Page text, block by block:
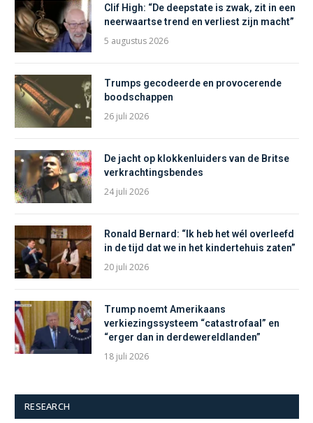
Clif High: “De deepstate is zwak, zit in een
neerwaartse trend en verliest zijn macht”
5 augustus 2026
Trumps gecodeerde en provocerende
boodschappen
26 juli 2026
De jacht op klokkenluiders van de Britse
verkrachtingsbendes
24 juli 2026
Ronald Bernard: “Ik heb het wél overleefd
in de tijd dat we in het kindertehuis zaten”
20 juli 2026
Trump noemt Amerikaans
verkiezingssysteem “catastrofaal” en
“erger dan in derdewereldlanden”
18 juli 2026
RESEARCH